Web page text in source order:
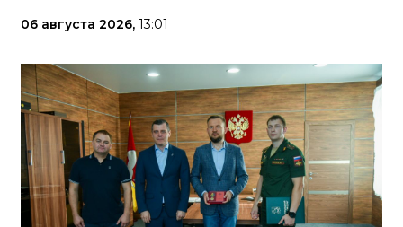
06 августа 2026, 13:01